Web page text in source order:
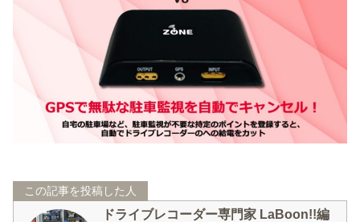
この記事を投稿した人
ドライブレコーダー専門家 LaBoon!!編